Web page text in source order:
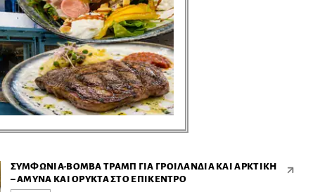
ΣΥΜΦΩΝΊΑ-ΒΌΜΒΑ ΤΡΑΜΠ ΓΙΑ ΓΡΟΙΛΑΝΔΊΑ ΚΑΙ ΑΡΚΤΙΚΉ
– ΆΜΥΝΑ ΚΑΙ ΟΡΥΚΤΆ ΣΤΟ ΕΠΊΚΕΝΤΡΟ